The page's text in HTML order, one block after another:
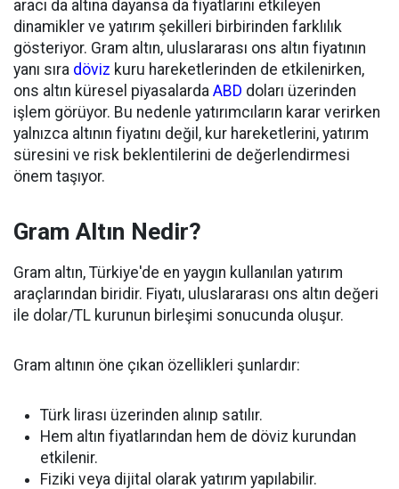
aracı da altına dayansa da fiyatlarını etkileyen
dinamikler ve yatırım şekilleri birbirinden farklılık
gösteriyor. Gram altın, uluslararası ons altın fiyatının
yanı sıra döviz kuru hareketlerinden de etkilenirken,
ons altın küresel piyasalarda ABD doları üzerinden
işlem görüyor. Bu nedenle yatırımcıların karar verirken
yalnızca altının fiyatını değil, kur hareketlerini, yatırım
süresini ve risk beklentilerini de değerlendirmesi
önem taşıyor.
Gram Altın Nedir?
Gram altın, Türkiye'de en yaygın kullanılan yatırım
araçlarından biridir. Fiyatı, uluslararası ons altın değeri
ile dolar/TL kurunun birleşimi sonucunda oluşur.
Gram altının öne çıkan özellikleri şunlardır:
Türk lirası üzerinden alınıp satılır.
Hem altın fiyatlarından hem de döviz kurundan
etkilenir.
Fiziki veya dijital olarak yatırım yapılabilir.